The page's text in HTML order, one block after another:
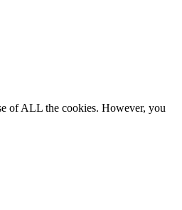
of ALL the cookies. However, you